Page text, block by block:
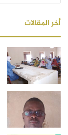
أخر المقالات